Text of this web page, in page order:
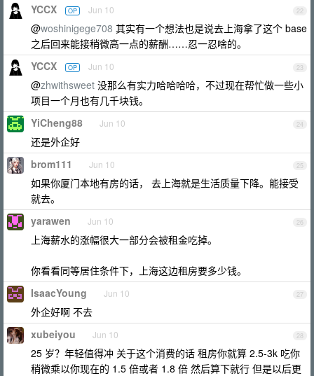
22
YCCX OP Jun 10
@woshinigege708 其实有一个想法也是说去上海拿了这个 base
之后回来能接稍微高一点的薪酬……忍一忍啥的。
23
YCCX OP Jun 10
@zhwithsweet 没那么有实力哈哈哈哈，不过现在帮忙做一些小
项目一个月也有几千块钱。
24
YiCheng88 Jun 10
还是外企好
25
brom111 Jun 10
如果你厦门本地有房的话， 去上海就是生活质量下降。能接受
就去。
26
yarawen Jun 10
上海薪水的涨幅很大一部分会被租金吃掉。
你看看同等居住条件下，上海这边租房要多少钱。
27
IsaacYoung Jun 10
外企好啊 不去
28
xubeiyou Jun 10
25 岁？年轻值得冲 关于这个消费的话 租房你就算 2.5-3k 吃你
稍微乘以你现在的 1.5 倍或者 1.8 倍 然后算下就行 但是以后更